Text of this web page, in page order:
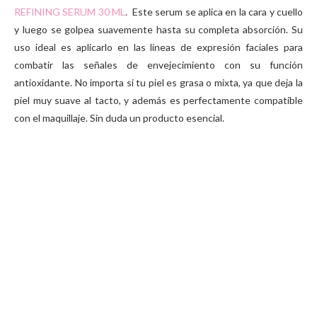
REFINING SERUM 30 ML. Este serum se aplica en la cara y cuello
y luego se golpea suavemente hasta su completa absorción. Su
uso ideal es aplicarlo en las líneas de expresión faciales para
combatir las señales de envejecimiento con su función
antioxidante. No importa si tu piel es grasa o mixta, ya que deja la
piel muy suave al tacto, y además es perfectamente compatible
con el maquillaje. Sin duda un producto esencial.